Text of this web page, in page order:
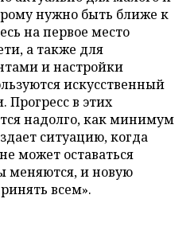
нужно быть ближе к
на первое место
а также для
и настройки
искусственный
Прогресс в этих
надолго, как минимум
ситуацию, когда
может оставаться
меняются, и новую
всем».